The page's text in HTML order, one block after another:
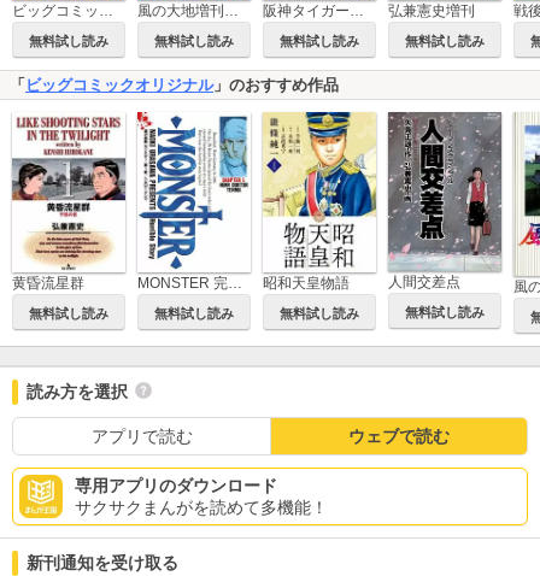
ビッグコミックオリジナル増刊
無料試し読み
風の大地増刊号 ドライバー編
無料試し読み
阪神タイガース創設80周年記念増刊号
無料試し読み
弘兼憲史増刊
無料試し読み
「 ビッグコミックオリジナル」のおすすめ作品
黄昏流星群
無料試し読み
MONSTER 完全版 デジタルVer.
無料試し読み
昭和天皇物語
無料試し読み
人間交差点
無料試し読み
風
読み方を選択
アプリで読む ウェブで読む
専用アプリのダウンロード
サクサクまんがを読めて多機能！
新刊通知を受け取る